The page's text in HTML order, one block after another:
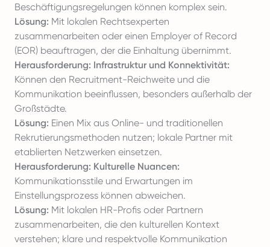
Beschäftigungsregelungen können komplex sein.
Lösung: Mit lokalen Rechtsexperten
zusammenarbeiten oder einen Employer of Record
(EOR) beauftragen, der die Einhaltung übernimmt.
Herausforderung: Infrastruktur und Konnektivität:
Können den Recruitment-Reichweite und die
Kommunikation beeinflussen, besonders außerhalb der
Großstädte.
Lösung: Einen Mix aus Online- und traditionellen
Rekrutierungsmethoden nutzen; lokale Partner mit
etablierten Netzwerken einsetzen.
Herausforderung: Kulturelle Nuancen:
Kommunikationsstile und Erwartungen im
Einstellungsprozess können abweichen.
Lösung: Mit lokalen HR-Profis oder Partnern
zusammenarbeiten, die den kulturellen Kontext
verstehen; klare und respektvolle Kommunikation